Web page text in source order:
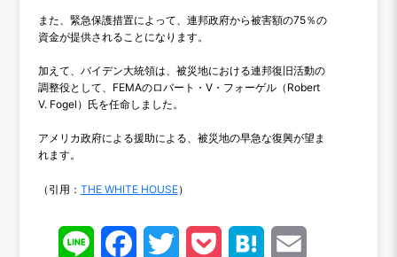
また、緊急保護措置によって、連邦政府から被害額の75％の
資金が提供されることになります。
加えて、バイデン大統領は、被災地における連邦復旧活動の
調整役として、FEMAのロバート・V・フォーゲル（Robert
V. Fogel）氏を任命しました。
アメリカ政府による援助による、被災地の早急な復興が望ま
れます。
（引用： THE WHITE HOUSE）
Line Face Twitt Pock Hate